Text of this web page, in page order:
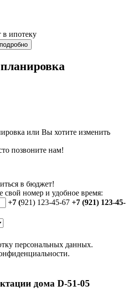
в ипотеку
или Вы хотите изменить
позвоните нам!
в бюджет!
свой номер и удобное время:
+7 (921) 123-45-67 +7 (921) 123-45-
персональных данных.
дома D-51-05